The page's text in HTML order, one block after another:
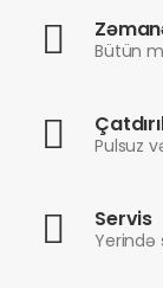
Bütün
Pulsuz
Servis
Yerində